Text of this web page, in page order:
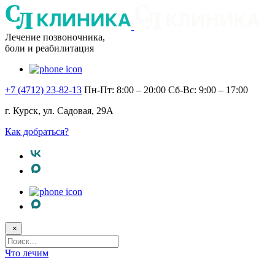
Лечение позвоночника,
боли и реабилитация
+7 (4712) 23-82-13 Пн-Пт: 8:00 – 20:00 Сб-Вс: 9:00 – 17:00
г. Курск, ул. Садовая, 29А
Как добраться?
×
Поисковый
запрос
Что лечим